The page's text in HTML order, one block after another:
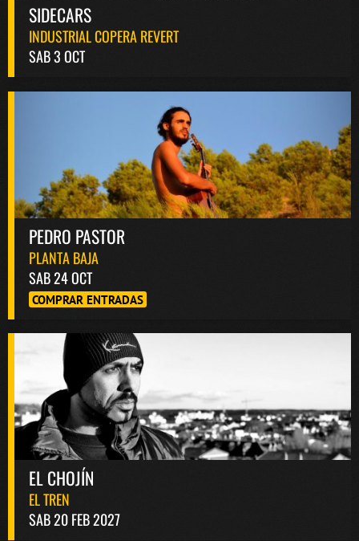
SIDECARS
INDUSTRIAL COPERA REVERT
SAB 3 OCT
PEDRO PASTOR
PLANTA BAJA
SAB 24 OCT
COMPRAR ENTRADAS
EL CHOJÍN
EL TREN
SAB 20 FEB 2027